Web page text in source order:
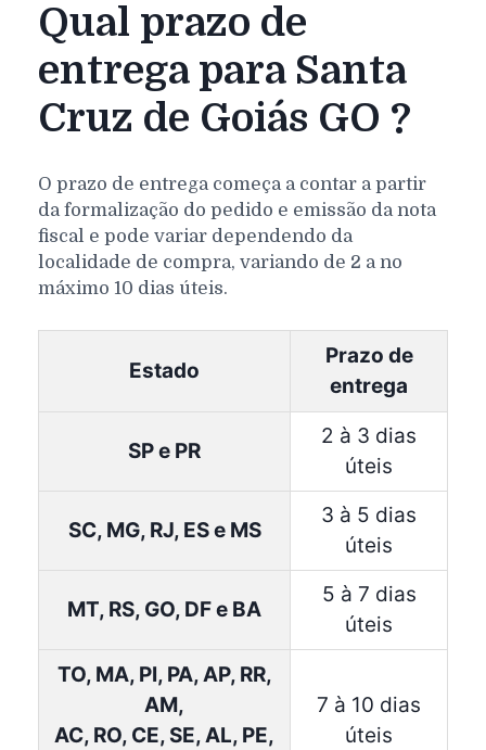
Qual prazo de
entrega para Santa
Cruz de Goiás GO ?
O prazo de entrega começa a contar a partir
da formalização do pedido e emissão da nota
fiscal e pode variar dependendo da
localidade de compra, variando de 2 a no
máximo 10 dias úteis.
Estado
Prazo de
entrega
SP e PR
2 à 3 dias
úteis
SC, MG, RJ, ES e MS
3 à 5 dias
úteis
MT, RS, GO, DF e BA
5 à 7 dias
úteis
TO, MA, PI, PA, AP, RR,
AM,
AC, RO, CE, SE, AL, PE,
7 à 10 dias
úteis